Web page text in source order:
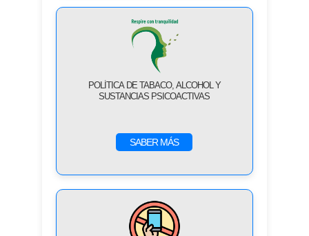
POLÍTICA DE TABACO, ALCOHOL Y
SUSTANCIAS PSICOACTIVAS
SABER MÁS